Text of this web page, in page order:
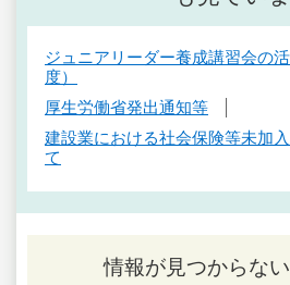
ジュニアリーダー養成講習会の
度）
厚生労働省発出通知等
建設業における社会保険等未加
て
情報が見つからな